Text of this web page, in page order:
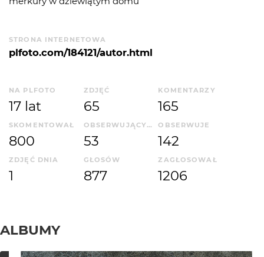
STRONA INTERNETOWA
plfoto.com/184121/autor.html
NA PLFOTO
17 lat
ZDJĘĆ
65
KOMENTARZY
165
SKOMENTOWAŁ
800
OBSERWUJĄCYCH
53
OBSERWUJE
142
ZDJĘĆ DNIA
1
GŁOSÓW
877
ZAGŁOSOWAŁ
1206
ALBUMY